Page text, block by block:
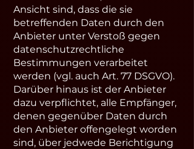
Ansicht sind, dass die sie
betreffenden Daten durch den
Anbieter unter Verstoß gegen
datenschutzrechtliche
Bestimmungen verarbeitet
werden (vgl. auch Art. 77 DSGVO).
Darüber hinaus ist der Anbieter
dazu verpflichtet, alle Empfänger,
denen gegenüber Daten durch
den Anbieter offengelegt worden
sind, über jedwede Berichtigung